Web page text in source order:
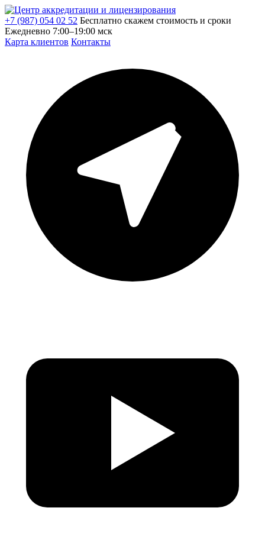
+7 (987) 054 02 52 Бесплатно скажем стоимость и сроки
Ежедневно 7:00–19:00 мск
Карта клиентов Контакты